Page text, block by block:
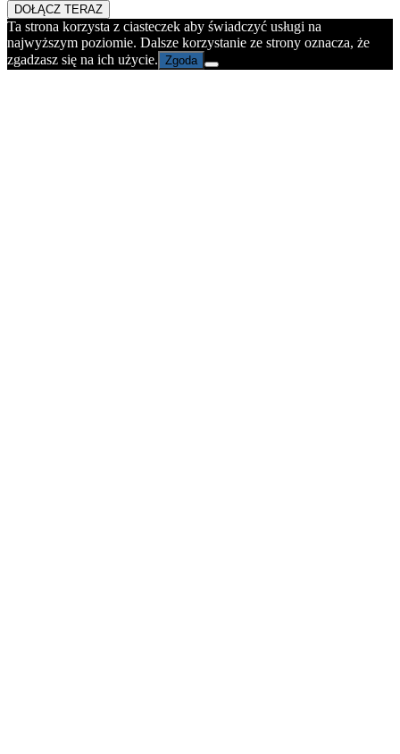
DOŁĄCZ TERAZ
Ta strona korzysta z ciasteczek aby świadczyć usługi na
najwyższym poziomie. Dalsze korzystanie ze strony oznacza, że
zgadzasz się na ich użycie. Zgoda